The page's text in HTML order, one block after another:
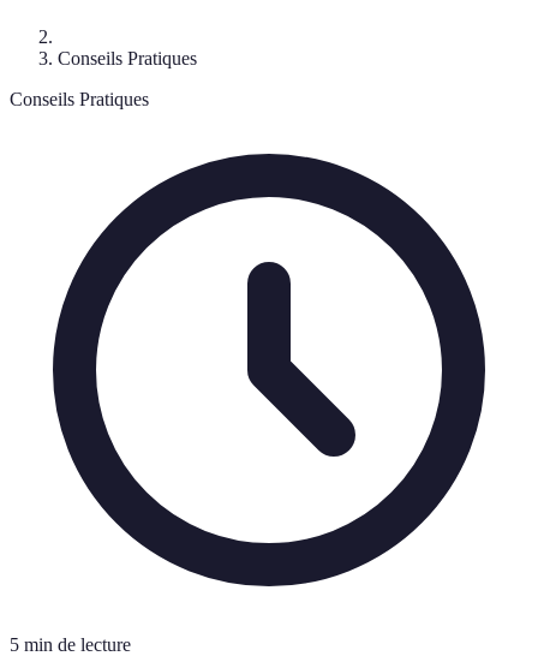
Conseils Pratiques
Conseils Pratiques
5 min de lecture